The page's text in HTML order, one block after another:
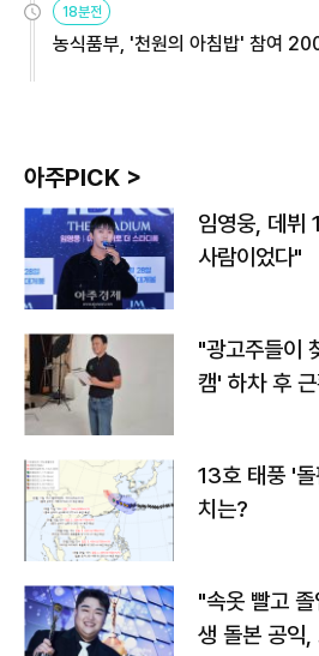
18분전
농식품부, '천원의 아침밥' 참여
아주PICK >
임영웅, 데뷔
사람이었다"
"광고주들이
캠' 하차 후
13호 태풍 '돌
치는?
"속옷 빨고
생 돌본 공익,